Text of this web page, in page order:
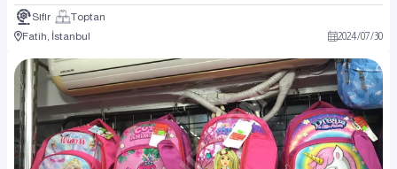
Sıfır
Toptan
Fatih, İstanbul
2024/07/30